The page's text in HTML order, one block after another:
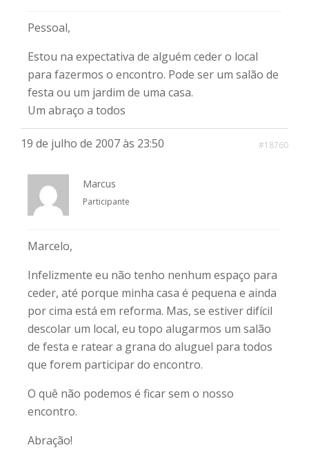
Pessoal,
Estou na expectativa de alguém ceder o local
para fazermos o encontro. Pode ser um salão de
festa ou um jardim de uma casa.
Um abraço a todos
19 de julho de 2007 às 23:50 #18760
Marcus
Participante
Marcelo,
Infelizmente eu não tenho nenhum espaço para
ceder, até porque minha casa é pequena e ainda
por cima está em reforma. Mas, se estiver difícil
descolar um local, eu topo alugarmos um salão
de festa e ratear a grana do aluguel para todos
que forem participar do encontro.
O quê não podemos é ficar sem o nosso
encontro.
Abração!